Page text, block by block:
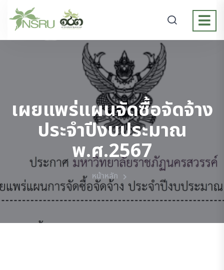
เผยแพร่แผนจัดซื้อจัดจ้าง
ประจำปีงบประมาณ
พ.ศ.2567
หน้าหลัก